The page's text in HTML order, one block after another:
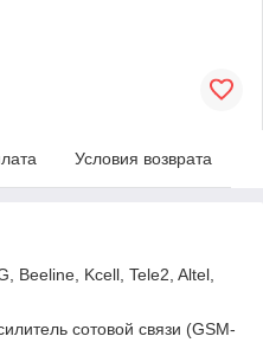
Условия возврата
Beeline, Kcell, Tele2, Altel,
сотовой связи (GSM-